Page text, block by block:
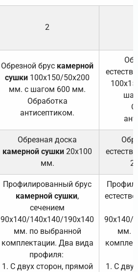
2
Обрезной брус камерной
сушки 100х150/50х200
мм. с шагом 600 мм.
Обработка
антисептиком.
Обрезная доска
камерной сушки 20х100
мм.
Профилированный брус
камерной сушки,
сечением
90х140/140х140/190х140
мм. по выбранной
комплектации. Два вида
профиля:
1. С двух сторон, прямой
90х140/
мм.
1. С